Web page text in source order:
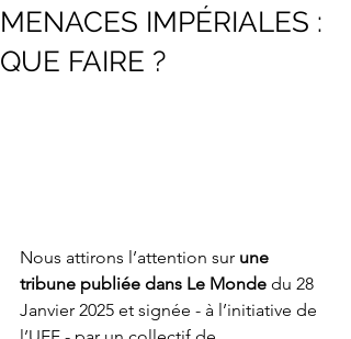
MENACES IMPÉRIALES :
QUE FAIRE ?
Nous attirons l’attention sur une
tribune publiée dans Le Monde du 28
Janvier 2025 et signée - à l’initiative de